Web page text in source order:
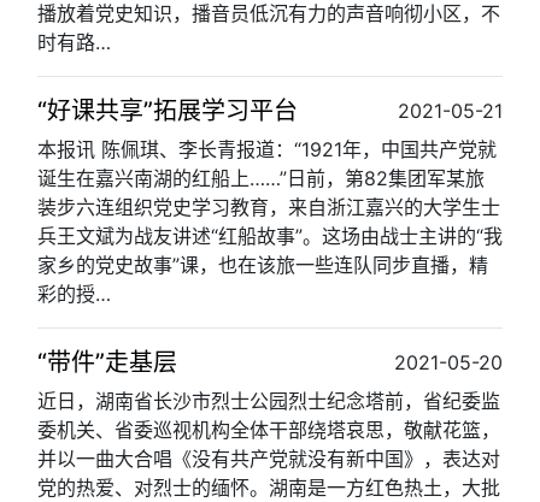
播放着党史知识，播音员低沉有力的声音响彻小区，不
时有路…
“好课共享”拓展学习平台
2021-05-21
本报讯 陈佩琪、李长青报道：“1921年，中国共产党就
诞生在嘉兴南湖的红船上……”日前，第82集团军某旅
装步六连组织党史学习教育，来自浙江嘉兴的大学生士
兵王文斌为战友讲述“红船故事”。这场由战士主讲的“我
家乡的党史故事”课，也在该旅一些连队同步直播，精
彩的授…
“带件”走基层
2021-05-20
近日，湖南省长沙市烈士公园烈士纪念塔前，省纪委监
委机关、省委巡视机构全体干部绕塔哀思，敬献花篮，
并以一曲大合唱《没有共产党就没有新中国》，表达对
党的热爱、对烈士的缅怀。湖南是一方红色热土，大批